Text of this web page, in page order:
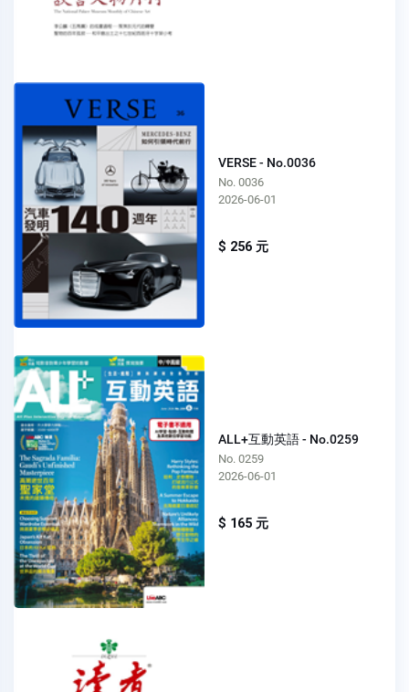
VERSE - No.0036
No. 0036
2026-06-01
$ 256 元
ALL+互動英語 - No.0259
No. 0259
2026-06-01
$ 165 元